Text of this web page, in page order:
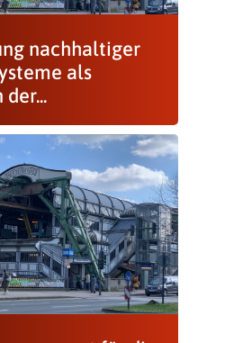
nachhaltiger
als
der...